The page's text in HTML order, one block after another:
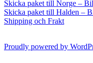
Skicka paket till Norge –
Skicka paket till Halden –
Shipping och Frakt
Proudly powered by